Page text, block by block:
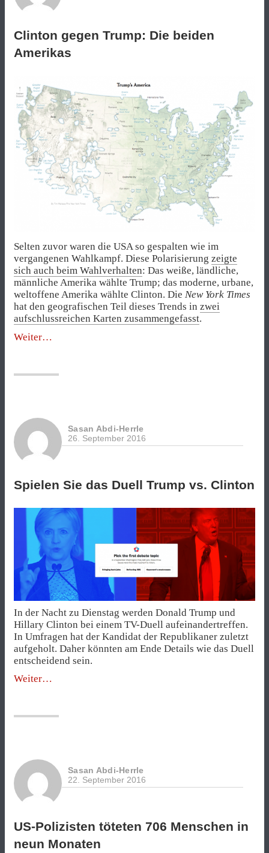
Clinton gegen Trump: Die beiden
Amerikas
Selten zuvor waren die USA so gespalten wie im
vergangenen Wahlkampf. Diese Polarisierung zeigte
sich auch beim Wahlverhalten: Das weiße, ländliche,
männliche Amerika wählte Trump; das moderne, urbane,
weltoffene Amerika wählte Clinton. Die New York Times
hat den geografischen Teil dieses Trends in zwei
aufschlussreichen Karten zusammengefasst.
Weiter„Clinton
Die
Sasan Abdi-Herrle
26. September 2016
Spielen Sie das Duell Trump vs. Clinton
In der Nacht zu Dienstag werden Donald Trump und
Hillary Clinton bei einem TV-Duell aufeinandertreffen.
In Umfragen hat der Kandidat der Republikaner zuletzt
aufgeholt. Daher könnten am Ende Details wie das Duell
entscheidend sein.
Weiter„Spielen
Duell
Sasan Abdi-Herrle
22. September 2016
US-Polizisten töteten 706 Menschen in
neun Monaten